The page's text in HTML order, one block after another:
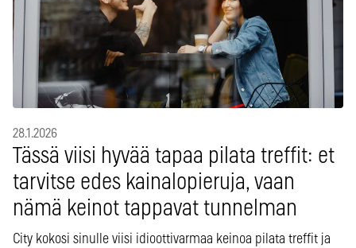
28.1.2026
Tässä viisi hyvää tapaa pilata treffit: et
tarvitse edes kainalopieruja, vaan
nämä keinot tappavat tunnelman
City kokosi sinulle viisi idioottivarmaa keinoa pilata treffit ja